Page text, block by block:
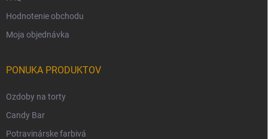
Hodnotenie obchodu
Moja objednávka
PONUKA PRODUKTOV
Ozdoby na torty
Candy Bar
Potravinárske farbivá